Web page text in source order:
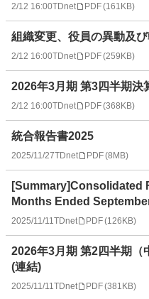
2/12 16:00TDnet PDF(161KB)
組織変更、役員の異動及
2/12 16:00TDnet PDF(259KB)
2026年3月期 第3四半期決
2/12 16:00TDnet PDF(368KB)
統合報告書2025
2025/11/27TDnet PDF(8MB)
[Summary]Consolidated
Months Ended
2025/11/11 TDnet PDF(126KB)
2026年3月期 第2四半期（
(連結)
2025/11/11 TDnet PDF(381KB)